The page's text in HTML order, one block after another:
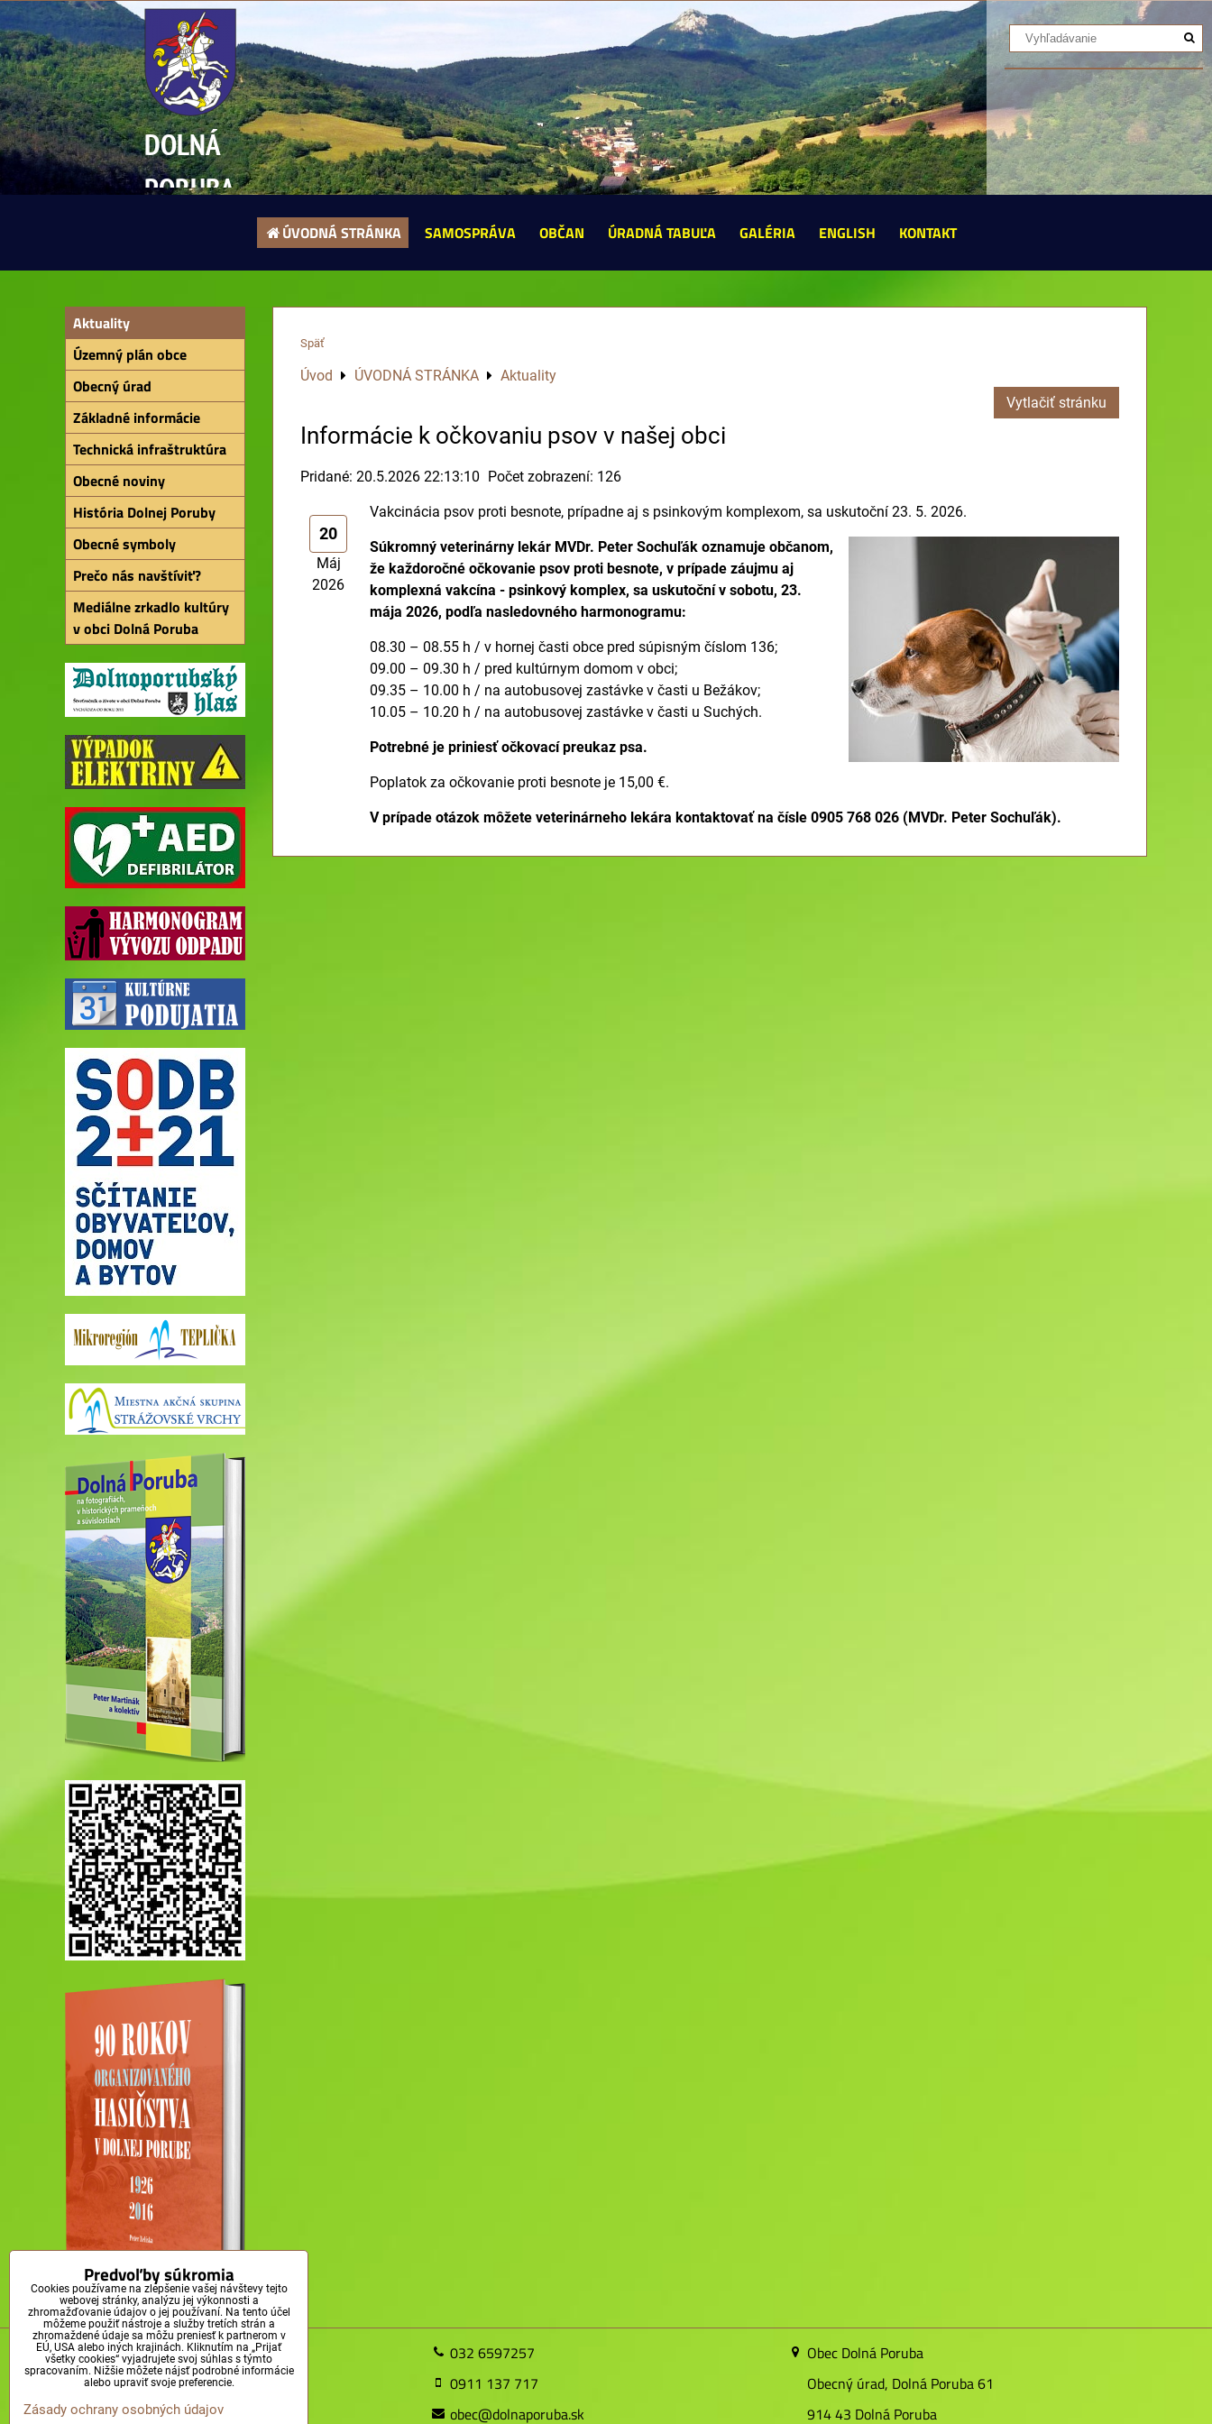
DOLNÁ
PORUBA
ÚVODNÁ STRÁNKA SAMOSPRÁVA OBČAN ÚRADNÁ TABUĽA GALÉRIA ENGLISH KONTAKT
Späť
Úvod ÚVODNÁ STRÁNKA
Aktuality
Vytlačiť stránku
Informácie k očkovaniu psov v našej obci
Pridané: 20.5.2026 22:13:10 Počet zobrazení: 126
20
Máj
2026
Vakcinácia psov proti besnote, prípadne aj s psinkovým komplexom, sa uskutoční 23. 5. 2026.
Súkromný veterinárny lekár MVDr. Peter Sochuľák oznamuje občanom,
že každoročné očkovanie psov proti besnote, v prípade záujmu aj
komplexná vakcína - psinkový komplex, sa uskutoční v sobotu, 23.
mája 2026, podľa nasledovného harmonogramu:
08.30 – 08.55 h / v hornej časti obce pred súpisným číslom 136;
09.00 – 09.30 h / pred kultúrnym domom v obci;
09.35 – 10.00 h / na autobusovej zastávke v časti u Bežákov;
10.05 – 10.20 h / na autobusovej zastávke v časti u Suchých.
Potrebné je priniesť očkovací preukaz psa.
Poplatok za očkovanie proti besnote je 15,00 €.
V prípade otázok môžete veterinárneho lekára kontaktovať na čísle 0905 768 026 (MVDr. Peter Sochuľák).
Aktuality
Územný plán obce
Obecný úrad
Základné informácie
Technická infraštruktúra
Obecné noviny
História Dolnej Poruby
Obecné symboly
Prečo nás navštíviť?
Mediálne zrkadlo kultúry
v obci Dolná Poruba
© Obec Dolná Poruba, 2011-2025
032 6597257
0911 137 717
obec@dolnaporuba.sk
Obec Dolná Poruba
Obecný úrad, Dolná Poruba 61
914 43 Dolná Poruba
Predvoľby súkromia
Cookies používame na zlepšenie vašej návštevy tejto
webovej stránky, analýzu jej výkonnosti a
zhromažďovanie údajov o jej používaní. Na tento účel
môžeme použiť nástroje a služby tretích strán a
zhromaždené údaje sa môžu preniesť k partnerom v
EÚ, USA alebo iných krajinách. Kliknutím na „Prijať
všetky cookies“ vyjadrujete svoj súhlas s týmto
spracovaním. Nižšie môžete nájsť podrobné informácie
alebo upraviť svoje preferencie.
Zásady ochrany osobných údajov